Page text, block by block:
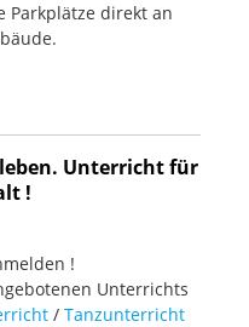
Parkplätze direkt an
Unterricht für
!
!
Unterrichts
/ Tanzunterricht